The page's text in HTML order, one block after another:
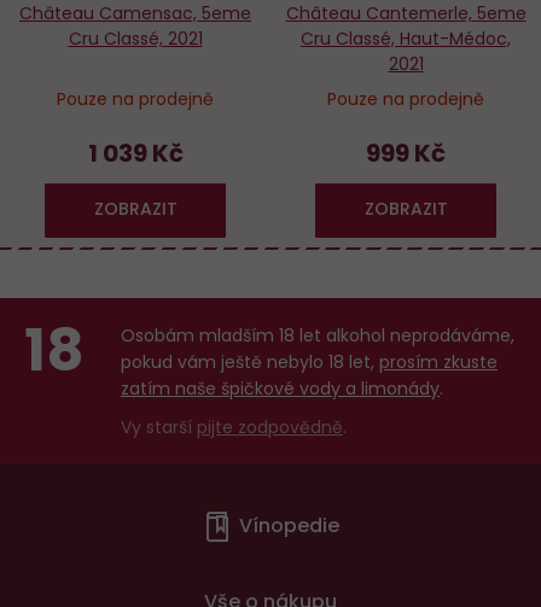
Château Camensac, 5eme
Cru Classé, 2021
Pouze na prodejně
1 039 Kč
ZOBRAZIT
Château Cantemerle, 5eme
Cru Classé, Haut-Médoc,
2021
Pouze na prodejně
999 Kč
ZOBRAZIT
18
Osobám mladším 18 let alkohol neprodáváme,
pokud vám ještě nebylo 18 let, prosím zkuste
zatím naše špičkové vody a limonády.
Vy starší pijte zodpovědně.
Vínopedie
Vše o nákupu